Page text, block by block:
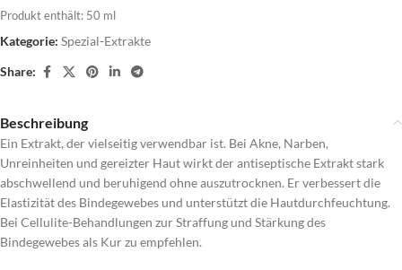
Produkt enthält: 50 ml
Kategorie: Spezial-Extrakte
Share:
Beschreibung
Ein Extrakt, der vielseitig verwendbar ist. Bei Akne, Narben,
Unreinheiten und gereizter Haut wirkt der antiseptische Extrakt stark
abschwellend und beruhigend ohne auszutrocknen. Er verbessert die
Elastizität des Bindegewebes und unterstützt die Hautdurchfeuchtung.
Bei Cellulite-Behandlungen zur Straffung und Stärkung des
Bindegewebes als Kur zu empfehlen.